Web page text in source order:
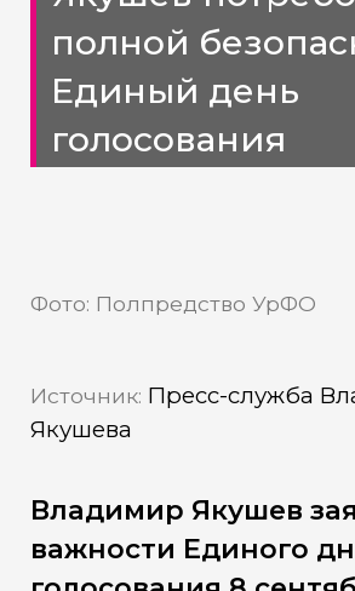
полной
Единый день
голосования
Фото: Полпредство УрФО
Источник: Пресс-служба
Якушева
Владимир Якушев
важности Единого